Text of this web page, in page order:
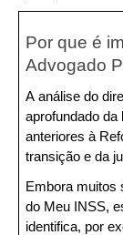
Por que é
Advogado
A análise do
aprofundado da
anteriores à
transição e da
Embora muitos
do Meu INSS,
identifica, por